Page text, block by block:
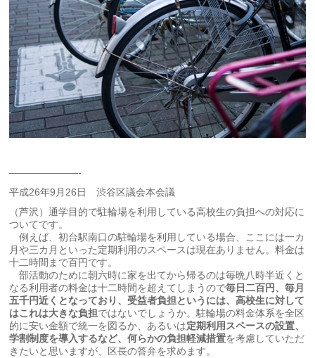
———————-
平成26年9月26日 渋谷区議会本会議
（芦沢）通学目的で駐輪場を利用している高校生の負担への対応に
ついてです。
例えば、初台駅南口の駐輪場を利用している場合、ここには一カ
月や三カ月といった定期利用のスペースは現在ありません。料金は
十二時間まで百円です。
部活動のために朝六時に家を出てから帰るのは毎晩八時半近くと
なる利用者の料金は十二時間を超えてしまうので毎日二百円、毎月
五千円近くとなっており、受益者負担というには、高校生に対して
はこれは大きな負担ではないでしょうか。駐輪場の料金体系を全区
的に安い金額で統一を図るか、あるいは定期利用スペースの設置、
学割制度を導入するなど、何らかの負担軽減措置を考慮していただ
きたいと思いますが、区長の答弁を求めます。